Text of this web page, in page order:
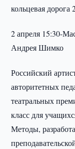
кольцевая
2 апреля 15:30-
Андрея Шимко
Российский
авторитетных
театральных
класс для
Методы,